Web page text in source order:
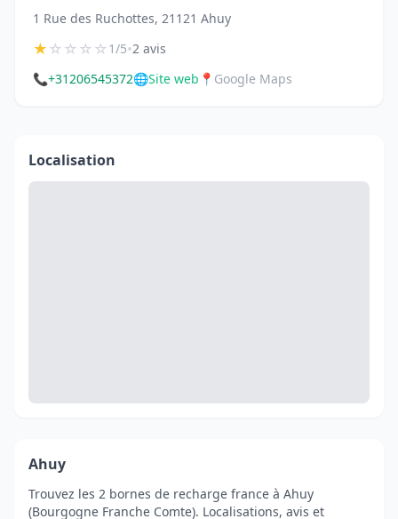
1 Rue des Ruchottes, 21121 Ahuy
★☆☆☆☆1/5•2 avis
📞+31206545372🌐Site web 📍 Google Maps
Localisation
Ahuy
Trouvez les 2 bornes de recharge france à Ahuy
(Bourgogne Franche Comte). Localisations, avis et